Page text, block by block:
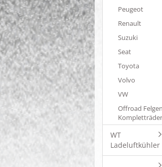
Peugeot
Renault
Suzuki
Seat
Toyota
Volvo
VW
Offroad
Kompletträder
WT
Ladeluftkühler